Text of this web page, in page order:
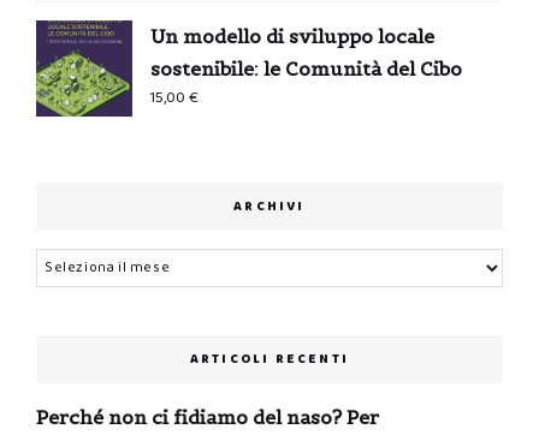
Un modello di sviluppo locale
sostenibile: le Comunità del Cibo
15,00€
ARCHIVI
Archivi
ARTICOLI RECENTI
Perché non ci fidiamo del naso? Per